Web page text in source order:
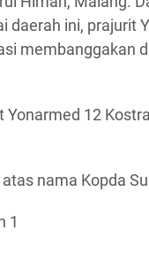
daerah ini, prajurit
membanggakan
Yonarmed 12
nama Kopda
1